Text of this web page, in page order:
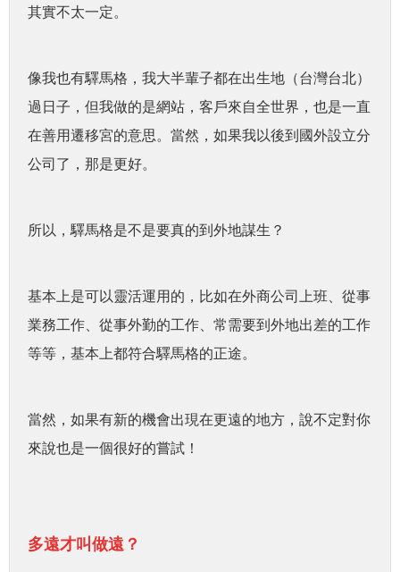
其實不太一定。
像我也有驛馬格，我大半輩子都在出生地（台灣台北）
過日子，但我做的是網站，客戶來自全世界，也是一直
在善用遷移宮的意思。當然，如果我以後到國外設立分
公司了，那是更好。
所以，驛馬格是不是要真的到外地謀生？
基本上是可以靈活運用的，比如在外商公司上班、從事
業務工作、從事外勤的工作、常需要到外地出差的工作
等等，基本上都符合驛馬格的正途。
當然，如果有新的機會出現在更遠的地方，說不定對你
來說也是一個很好的嘗試！
多遠才叫做遠？